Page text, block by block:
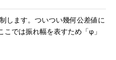
します。ついつい幾何公差値に
こでは振れ幅を表すため「φ」